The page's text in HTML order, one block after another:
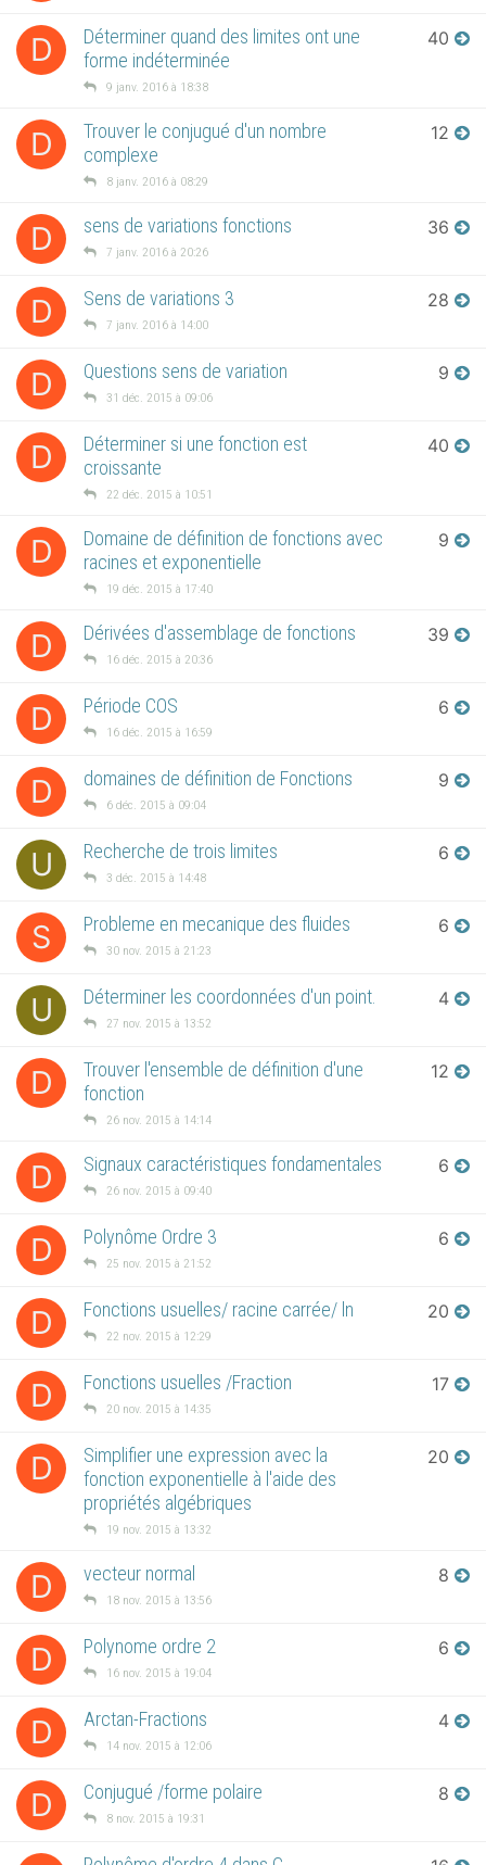
D
Déterminer quand des limites ont une
forme indéterminée
9 janv. 2016 à 18:38
40
D
Trouver le conjugué d'un nombre
complexe
8 janv. 2016 à 08:29
12
D sens de variations fonctions
7 janv. 2016 à 20:26
36
D Sens de variations 3
7 janv. 2016 à 14:00
28
D Questions sens de variation
31 déc. 2015 à 09:06
9
D
Déterminer si une fonction est
croissante
22 déc. 2015 à 10:51
40
D
Domaine de définition de fonctions avec
racines et exponentielle
19 déc. 2015 à 17:40
9
D Dérivées d'assemblage de fonctions
16 déc. 2015 à 20:36
39
D Période COS
16 déc. 2015 à 16:59
6
D domaines de définition de Fonctions
6 déc. 2015 à 09:04
9
U Recherche de trois limites
3 déc. 2015 à 14:48
6
S Probleme en mecanique des fluides
30 nov. 2015 à 21:23
6
U Déterminer les coordonnées d'un point.
27 nov. 2015 à 13:52
4
D
Trouver l'ensemble de définition d'une
fonction
26 nov. 2015 à 14:14
12
D Signaux caractéristiques fondamentales
26 nov. 2015 à 09:40
6
D Polynôme Ordre 3
25 nov. 2015 à 21:52
6
D Fonctions usuelles/ racine carrée/ ln
22 nov. 2015 à 12:29
20
D Fonctions usuelles /Fraction
20 nov. 2015 à 14:35
17
D
Simplifier une expression avec la
fonction exponentielle à l'aide des
propriétés algébriques
19 nov. 2015 à 13:32
20
D vecteur normal
18 nov. 2015 à 13:56
8
D Polynome ordre 2
16 nov. 2015 à 19:04
6
D Arctan-Fractions
14 nov. 2015 à 12:06
4
D Conjugué /forme polaire
8 nov. 2015 à 19:31
8